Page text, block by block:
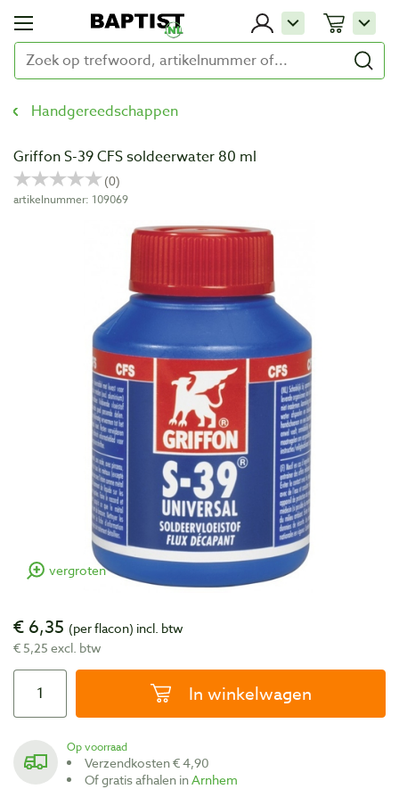
Handgereedschappen
Griffon S-39 CFS soldeerwater 80 ml
artikelnummer: 109069
vergroten
€ 6,35 (per flacon) incl. btw
€ 5,25 excl. btw
In winkelwagen
Op voorraad
Verzendkosten € 4,90
Of gratis afhalen inArnhem